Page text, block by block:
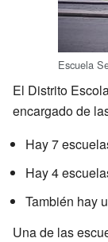
Escuela
El Distrito
encargado de
Hay 7
Hay 4
También hay
Una de las